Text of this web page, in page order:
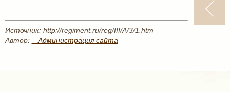
Источник: http://regiment.ru/reg/III/A/3/1.htm
Автор:
_ Администрация сайта